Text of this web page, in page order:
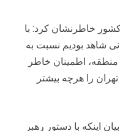
خاطرنشان کرد: با
شاهد بودیم نسبت به
منطقه، اطمینان خاطر
را هرچه بیشتر
اینکه با دستور رهبر